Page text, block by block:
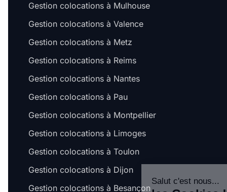
Gestion colocations à Mulhouse
Gestion colocations à Valence
Gestion colocations à Metz
Gestion colocations à Reims
Gestion colocations à Nantes
Gestion colocations à Pau
Gestion colocations à Montpellier
Gestion colocations à Limoges
Gestion colocations à Toulon
Gestion colocations à Dijon
Gestion colocations à Besançon